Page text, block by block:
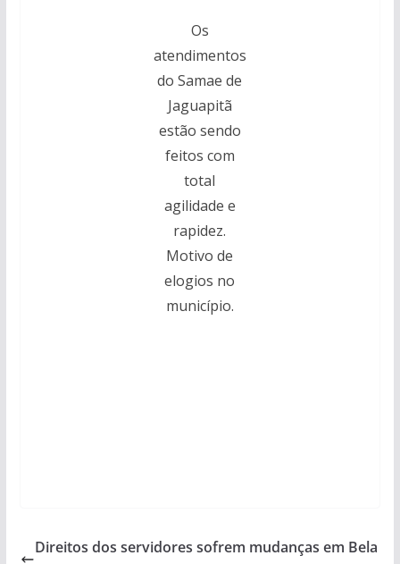
Os
atendimentos
do Samae de
Jaguapitã
estão sendo
feitos com
total
agilidade e
rapidez.
Motivo de
elogios no
município.
Direitos dos servidores sofrem mudanças em Bela